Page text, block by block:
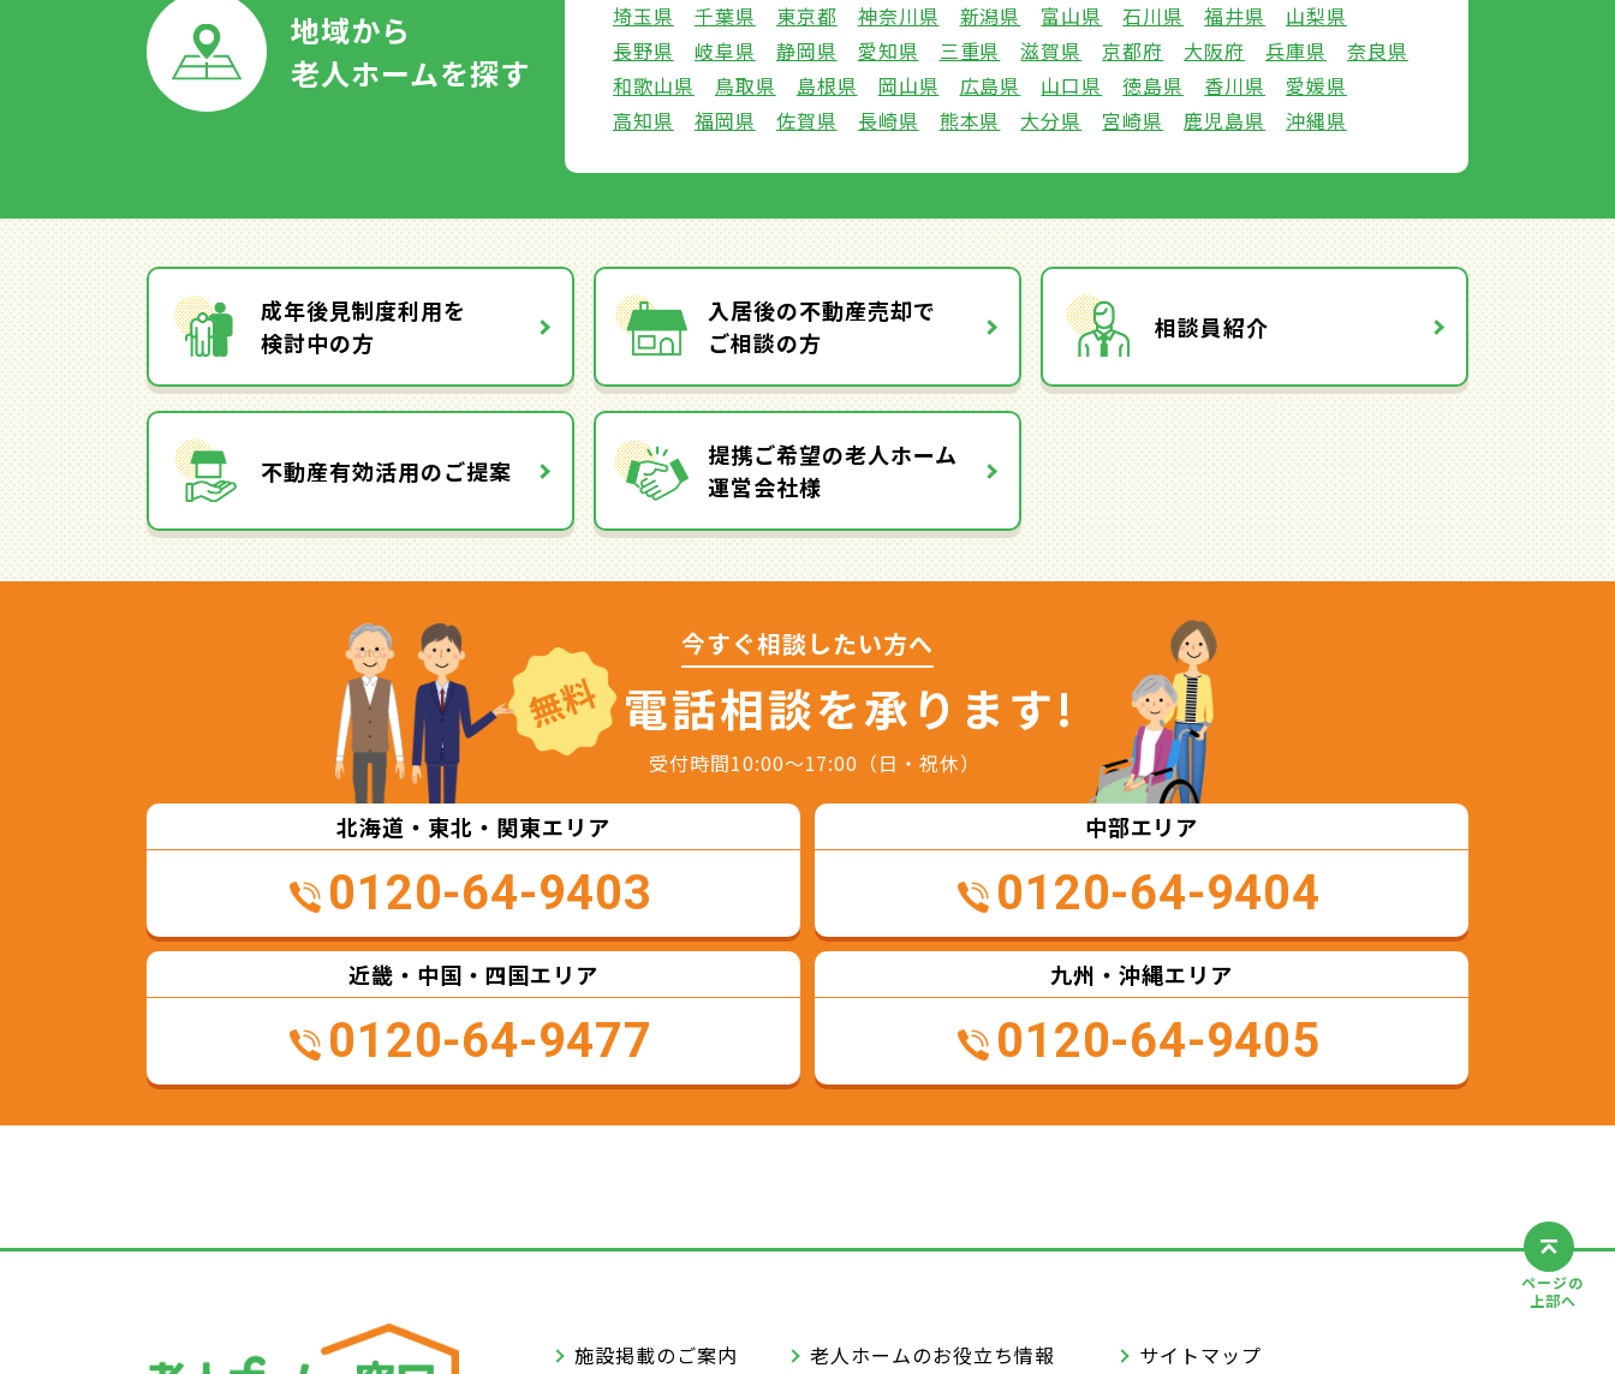
地域から
老人ホームを探す
埼玉県
千葉県 東京都 神奈川県 新潟県 富山県 石川県 福井県
山梨県
長野県
岐阜県 静岡県 愛知県 三重県 滋賀県 京都府 大阪府 兵庫県
奈良県
和歌山県
鳥取県 島根県 岡山県 広島県 山口県 徳島県 香川県
愛媛県
高知県
福岡県 佐賀県 長崎県 熊本県 大分県 宮崎県 鹿児島県 沖縄県
成年後見制度利用を
検討中の方
入居後の不動産売却で
ご相談の方
相談員紹介
不動産有効活用のご提案
提携ご希望の老人ホーム
運営会社様
無料
今すぐ相談したい方へ
電話相談を承ります!
受付時間10:00～17:00（日・祝休）
北海道・東北・関東エリア
0120-64-9403
中部エリア
0120-64-9404
近畿・中国・四国エリア
0120-64-9477
九州・沖縄エリア
0120-64-9405
ページの
上部へ
施設掲載のご案内 老人ホームのお役立ち情報 サイトマップ